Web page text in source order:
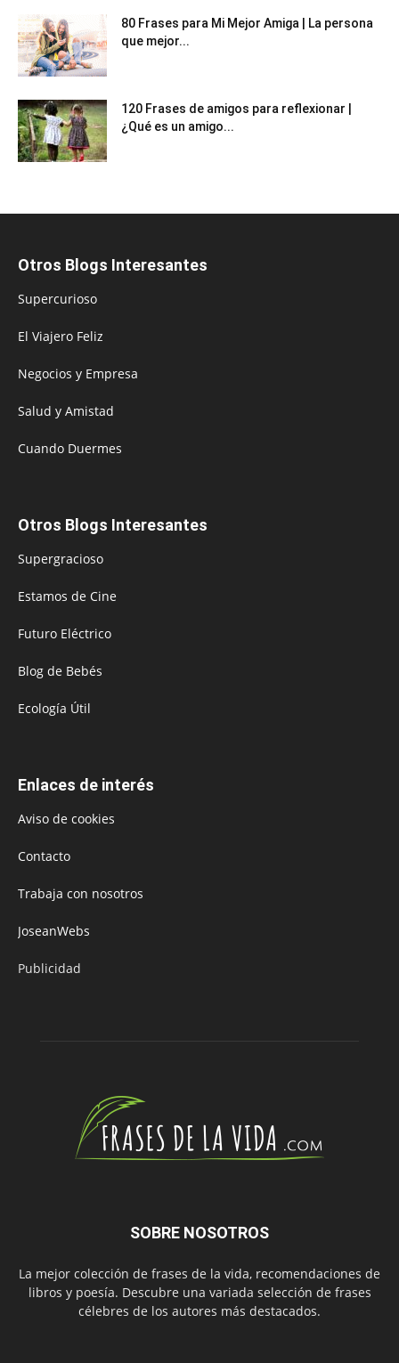
80 Frases para Mi Mejor Amiga | La persona
que mejor...
120 Frases de amigos para reflexionar |
¿Qué es un amigo...
Otros Blogs Interesantes
Supercurioso
El Viajero Feliz
Negocios y Empresa
Salud y Amistad
Cuando Duermes
Otros Blogs Interesantes
Supergracioso
Estamos de Cine
Futuro Eléctrico
Blog de Bebés
Ecología Útil
Enlaces de interés
Aviso de cookies
Contacto
Trabaja con nosotros
JoseanWebs
Publicidad
SOBRE NOSOTROS
La mejor colección de frases de la vida, recomendaciones de
libros y poesía. Descubre una variada selección de frases
célebres de los autores más destacados.